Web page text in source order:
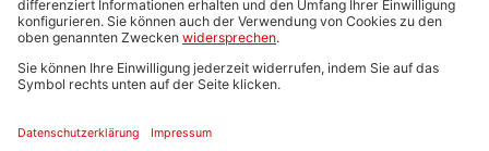
ALLGEMEIN
FAQs
Impressum